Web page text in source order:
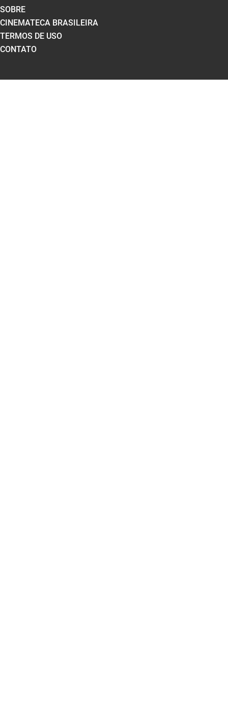
SOBRE
CINEMATECA BRASILEIRA
TERMOS DE USO
CONTATO